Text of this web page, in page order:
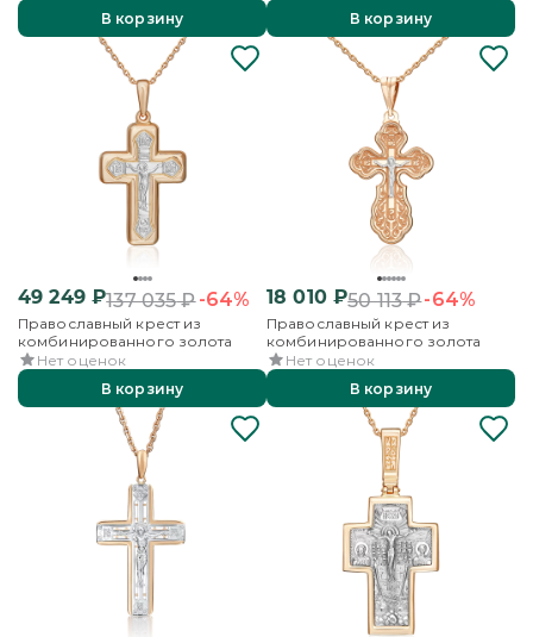
В корзину
В корзину
49 249₽137 035₽-64%
Православный крест из
комбинированного золота
Нет оценок
В корзину
18 010₽50 113₽-64%
Православный крест из
комбинированного золота
Нет оценок
В корзину